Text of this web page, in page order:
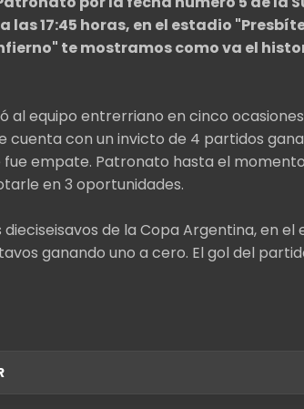
las 17:45 horas, en el estadio
te mostramos como va el
al equipo entrerriano en cinco
con un invicto de 4 partidos
empate. Patronato hasta el
en 3 oportunidades.
de la Copa Argentina, en el
ganando uno a cero. El gol del